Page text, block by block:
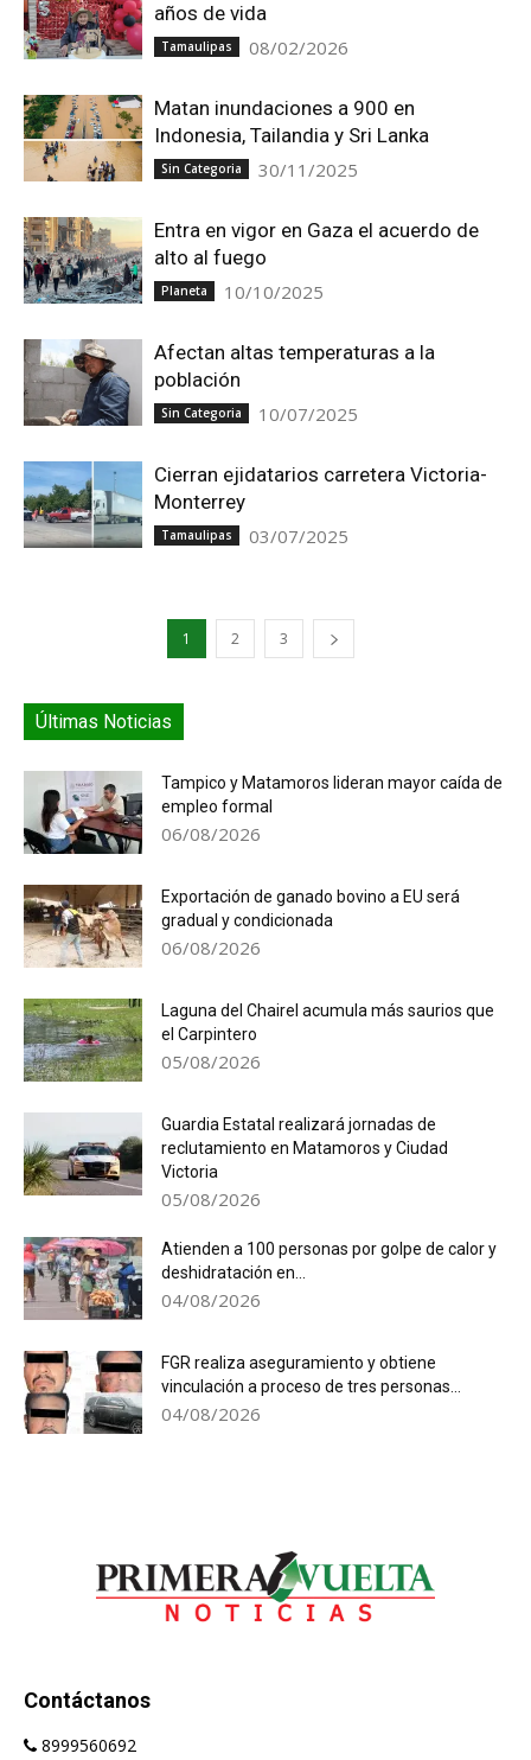
años de vida
Tamaulipas 08/02/2026
Matan inundaciones a 900 en
Indonesia, Tailandia y Sri Lanka
Sin Categoria 30/11/2025
Entra en vigor en Gaza el acuerdo de
alto al fuego
Planeta 10/10/2025
Afectan altas temperaturas a la
población
Sin Categoria 10/07/2025
Cierran ejidatarios carretera Victoria-
Monterrey
Tamaulipas 03/07/2025
1 2 3
Últimas Noticias
Tampico y Matamoros lideran mayor caída de
empleo formal
06/08/2026
Exportación de ganado bovino a EU será
gradual y condicionada
06/08/2026
Laguna del Chairel acumula más saurios que
el Carpintero
05/08/2026
Guardia Estatal realizará jornadas de
reclutamiento en Matamoros y Ciudad
Victoria
05/08/2026
Atienden a 100 personas por golpe de calor y
deshidratación en...
04/08/2026
FGR realiza aseguramiento y obtiene
vinculación a proceso de tres personas...
04/08/2026
Contáctanos
8999560692